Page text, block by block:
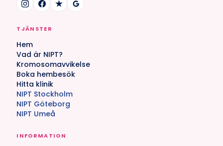
TJÄNSTER
Hem
Vad är NIPT?
Kromosomavvikelse
Boka hembesök
Hitta klinik
NIPT Stockholm
NIPT Göteborg
NIPT Umeå
INFORMATION